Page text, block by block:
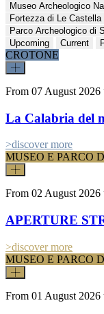
Museo Archeologico
Fortezza di Le Castella
Parco Archeologico di
Upcoming
Current
CROTONE
From 07 August 2026
La Calabria del
>discover more
MUSEO E PARCO
From 02 August 2026
APERTURE
>discover more
MUSEO E PARCO
From 01 August 2026